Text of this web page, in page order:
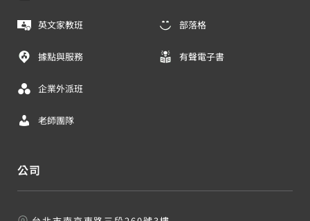
英文家教班
據點與服務
企業外派班
老師團隊
部落格
有聲電子書
公司